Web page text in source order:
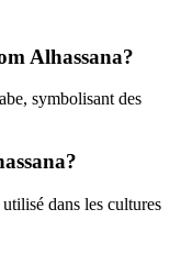
Alhassana?
symbolisant des
dans les cultures